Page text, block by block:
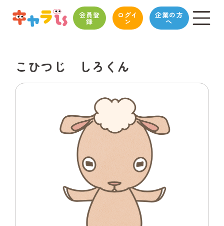
会員登
録
ログイ
ン
企業の方
へ
こひつじ しろくん